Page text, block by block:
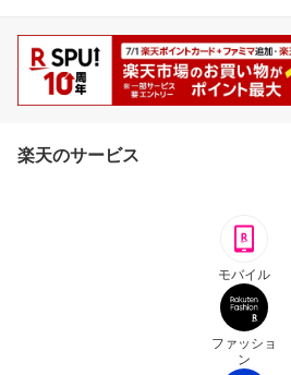
楽天のサービス
モバイル
ファッショ
ン